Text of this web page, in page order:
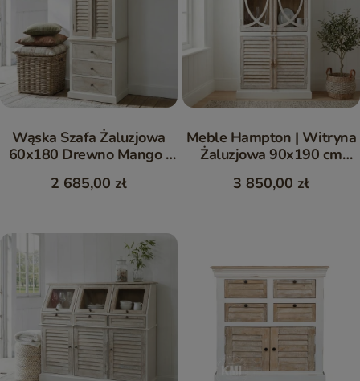
Wąska Szafa Żaluzjowa
60x180 Drewno Mango |
2 685,00 zł
Meble Hampton | Witryna
Żaluzjowa 90x190 cm
3 850,00 zł